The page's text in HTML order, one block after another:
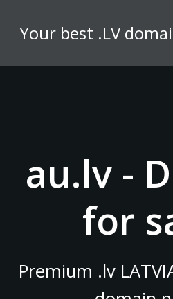
Your best .LV
au.lv -
for
Premium .lv